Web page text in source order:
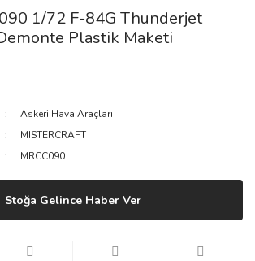
1/72 F-84G Thunderjet
Plastik Maketi
Askeri Hava Araçları
MISTERCRAFT
MRCC090
Stoğa Gelince Haber Ver